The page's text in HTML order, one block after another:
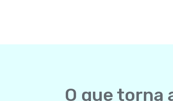
O que torna